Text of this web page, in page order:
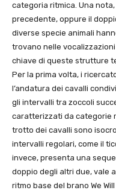
categoria ritmica. Una
precedente, oppure il
diverse specie animali
trovano nelle
chiave di queste strutture
Per la prima volta, i
l’andatura dei cavalli
gli intervalli tra zoccoli
caratterizzati da categorie
trotto dei cavalli sono
intervalli regolari, come il
invece, presenta una
doppio degli altri due, vale
ritmo base del brano We